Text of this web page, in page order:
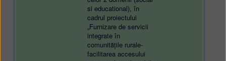
si educational), în
cadrul proiectului
„Furnizare de servicii
integrate în
comunitățile rurale-
facilitarea accesului